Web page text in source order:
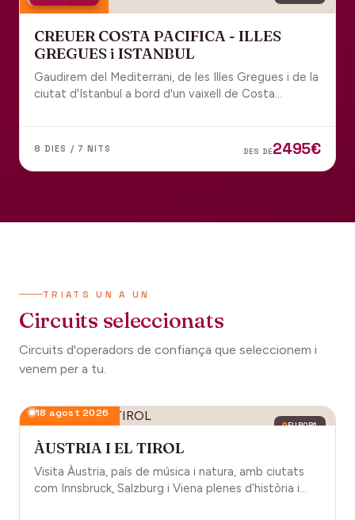
CREUER COSTA PACIFICA - ILLES
GREGUES i ISTANBUL
Gaudirem del Mediterrani, de les Illes Gregues i de la
ciutat d'Istanbul a bord d'un vaixell de Costa
8 DIES / 7 NITS DES DE2495€
TRIATS UN A UN
Circuits seleccionats
Circuits d'operadors de confiança que seleccionem i
venem per a tu.
EUROPA
18 agost 2026
ÀUSTRIA I EL TIROL
Visita Àustria, país de música i natura, amb ciutats
com Innsbruck, Salzburg i Viena plenes d’història i